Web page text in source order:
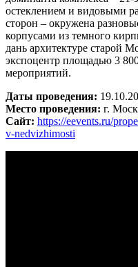
остеклением и видовыми
сторон – окружена
корпусами из темного
дань архитектуре старой
экспоцентр площадью 3
мероприятий.
Даты проведения:
Место проведения: г.
Сайт: https://eevents.ru/
v-nedvizhimosti